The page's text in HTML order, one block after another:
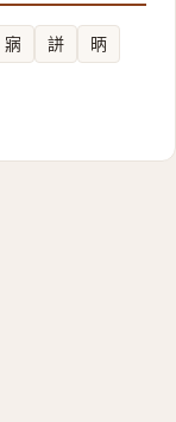
寎 誁
昞